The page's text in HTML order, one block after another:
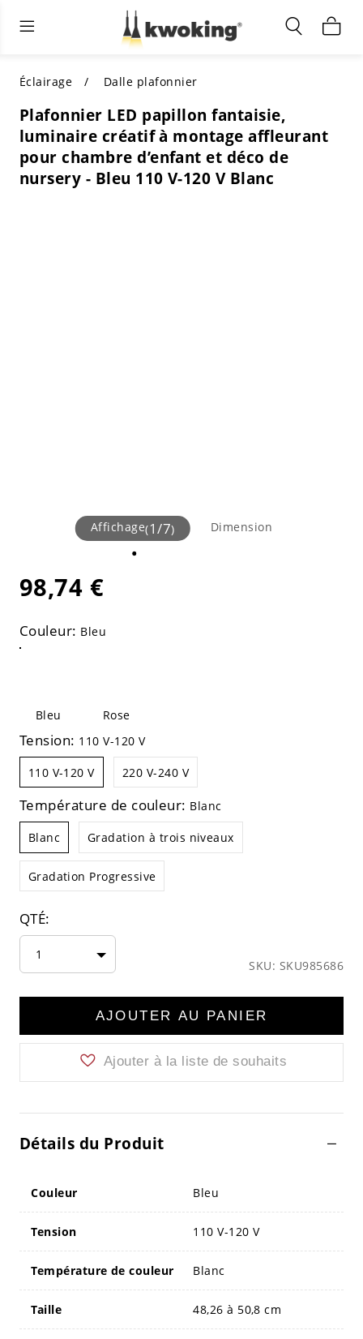
Meubles de salon
TOUS LES MEUBLES DE SALON
MEILLEURS CHOIX
ACHETEZ PAR STYLE
Éclairage intérieur
Acheter par catégorie
ACHETEZ PAR STYLE
Shop by Colors
Éclairage extérieur
TOUT L'ÉCLAIRAGE POUR
ACHETEZ PAR CATÉGORIE
ACHETEZ PAR STYLE
Éclairage Dalle plafonnier
Plafonnier LED papillon fantaisie,
luminaire créatif à montage affleurant
pour chambre d’enfant et déco de
nursery - Bleu 110 V-120 V Blanc
Affichage(1/7) Dimension
98,74 €
Couleur: Bleu
Bleu Rose
Tension: 110 V-120 V
110 V-120 V 220 V-240 V
Température de couleur: Blanc
Blanc Gradation à trois niveaux
Gradation Progressive
QTÉ:
1
SKU: SKU985686
AJOUTER AU PANIER
Ajouter à la liste de souhaits
Détails du Produit
Couleur Bleu
Tension 110 V-120 V
Température de couleur Blanc
Taille 48,26 à 50,8 cm